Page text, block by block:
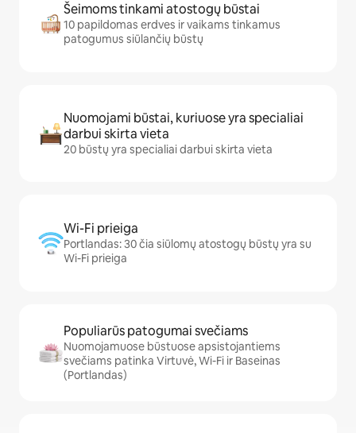
Šeimoms tinkami atostogų būstai
10 papildomas erdves ir vaikams tinkamus
patogumus siūlančių būstų
Nuomojami būstai, kuriuose yra specialiai
darbui skirta vieta
20 būstų yra specialiai darbui skirta vieta
Wi-Fi prieiga
Portlandas: 30 čia siūlomų atostogų būstų yra su
Wi-Fi prieiga
Populiarūs patogumai svečiams
Nuomojamuose būstuose apsistojantiems
svečiams patinka Virtuvė, Wi-Fi ir Baseinas
(Portlandas)